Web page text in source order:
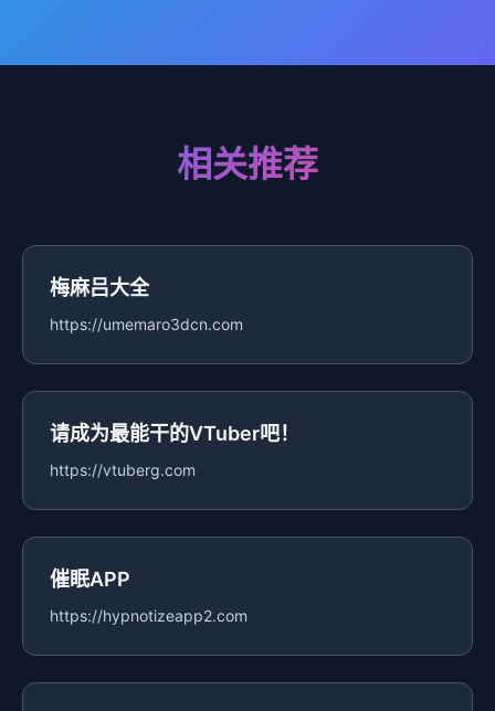
相关推荐
梅麻吕大全
https://umemaro3dcn.com
请成为最能干的VTuber吧！
https://vtuberg.com
催眠APP
https://hypnotizeapp2.com